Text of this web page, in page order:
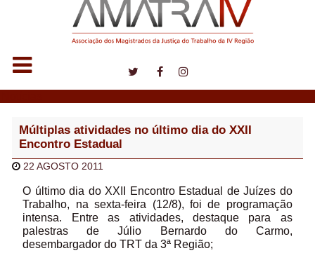
Múltiplas atividades no último dia do XXII
Encontro Estadual
22 AGOSTO 2011
O último dia do XXII Encontro Estadual de Juízes do
Trabalho, na sexta-feira (12/8), foi de programação
intensa. Entre as atividades, destaque para as
palestras de Júlio Bernardo do Carmo,
desembargador do TRT da 3ª Região;